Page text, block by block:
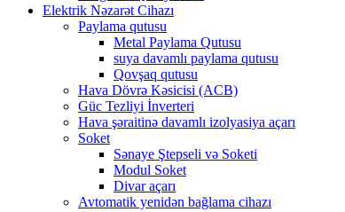
Elektrik Nəzarət Cihazı
Paylama qutusu
Metal Paylama Qutusu
suya davamlı paylama qutusu
Qovşaq qutusu
Hava Dövrə Kəsicisi (ACB)
Güc Tezliyi İnverteri
Hava şəraitinə davamlı izolyasiya açarı
Soket
Sənaye Ştepseli və Soketi
Modul Soket
Divar açarı
Avtomatik yenidən bağlama cihazı